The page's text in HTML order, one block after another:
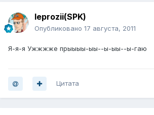
leprozii(SPK)
Опубликовано 17 августа, 2011
Я-я-я Ужжжже прыыыы-ыы--ы-ыы--ы-гаю
Цитата